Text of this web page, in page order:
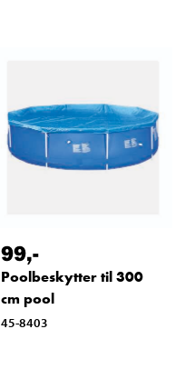
99,-
Poolbeskytter til 300
cm pool
45-8403